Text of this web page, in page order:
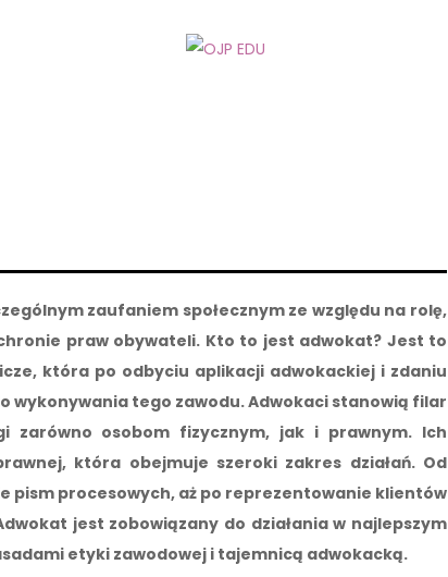
zaufaniem społecznym ze względu na rolę,
praw obywateli. Kto to jest adwokat? Jest to
która po odbyciu aplikacji adwokackiej i zdaniu
wykonywania tego zawodu. Adwokaci stanowią filar
zarówno osobom fizycznym, jak i prawnym. Ich
która obejmuje szeroki zakres działań. Od
pism procesowych, aż po reprezentowanie klientów
jest zobowiązany do działania w najlepszym
etyki zawodowej i tajemnicą adwokacką.